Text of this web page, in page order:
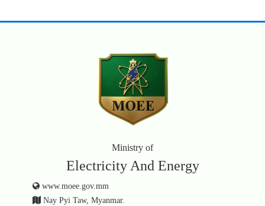
Ministry of
Electricity And Energy
www.moee.gov.mm
Nay Pyi Taw, Myanmar.